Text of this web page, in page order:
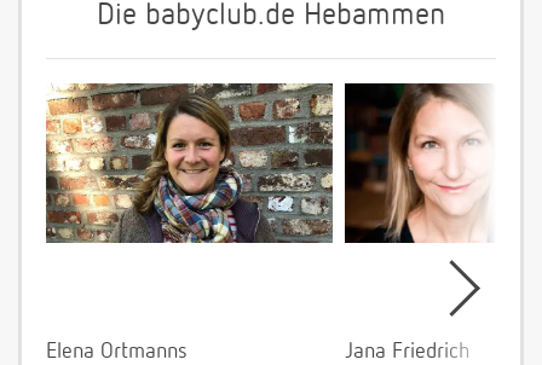
Die babyclub.de Hebammen
Elena Ortmanns
Jana Friedrich